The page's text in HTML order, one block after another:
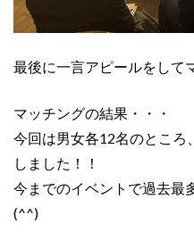
最後に一言アピールをして
マッチングの結果・・・
今回は男女各12名のところ
しました！！
今までのイベントで過去最
(^^)